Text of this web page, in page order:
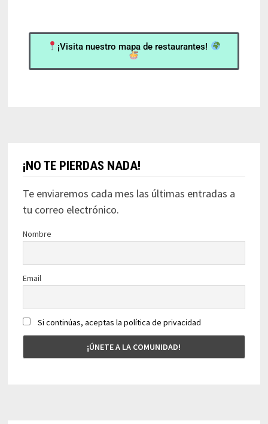
¡Visita nuestro mapa de restaurantes!
¡NO TE PIERDAS NADA!
Te enviaremos cada mes las últimas entradas a
tu correo electrónico.
Nombre
Email
Si continúas, aceptas la política de privacidad